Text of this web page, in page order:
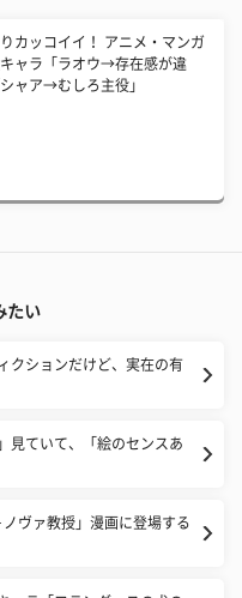
カッコイイ！ アニメ・マンガ
ャラ「ラオウ→存在感が違
ャア→むしろ主役」
たい
クションだけど、実在の有
見ていて、「絵のセンスあ
ヴァ教授」漫画に登場する